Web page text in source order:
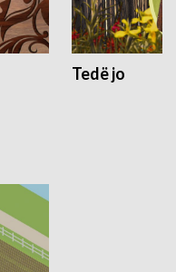
Tedë jo